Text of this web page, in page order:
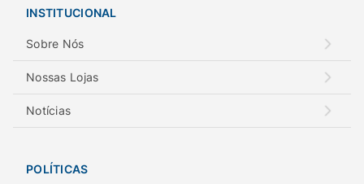
INSTITUCIONAL
Sobre Nós
Nossas Lojas
Notícias
POLÍTICAS